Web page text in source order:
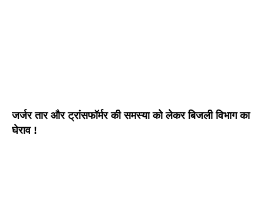
जर्जर तार और ट्रांसफॉर्मर की समस्या को लेकर बिजली विभाग का
घेराव !